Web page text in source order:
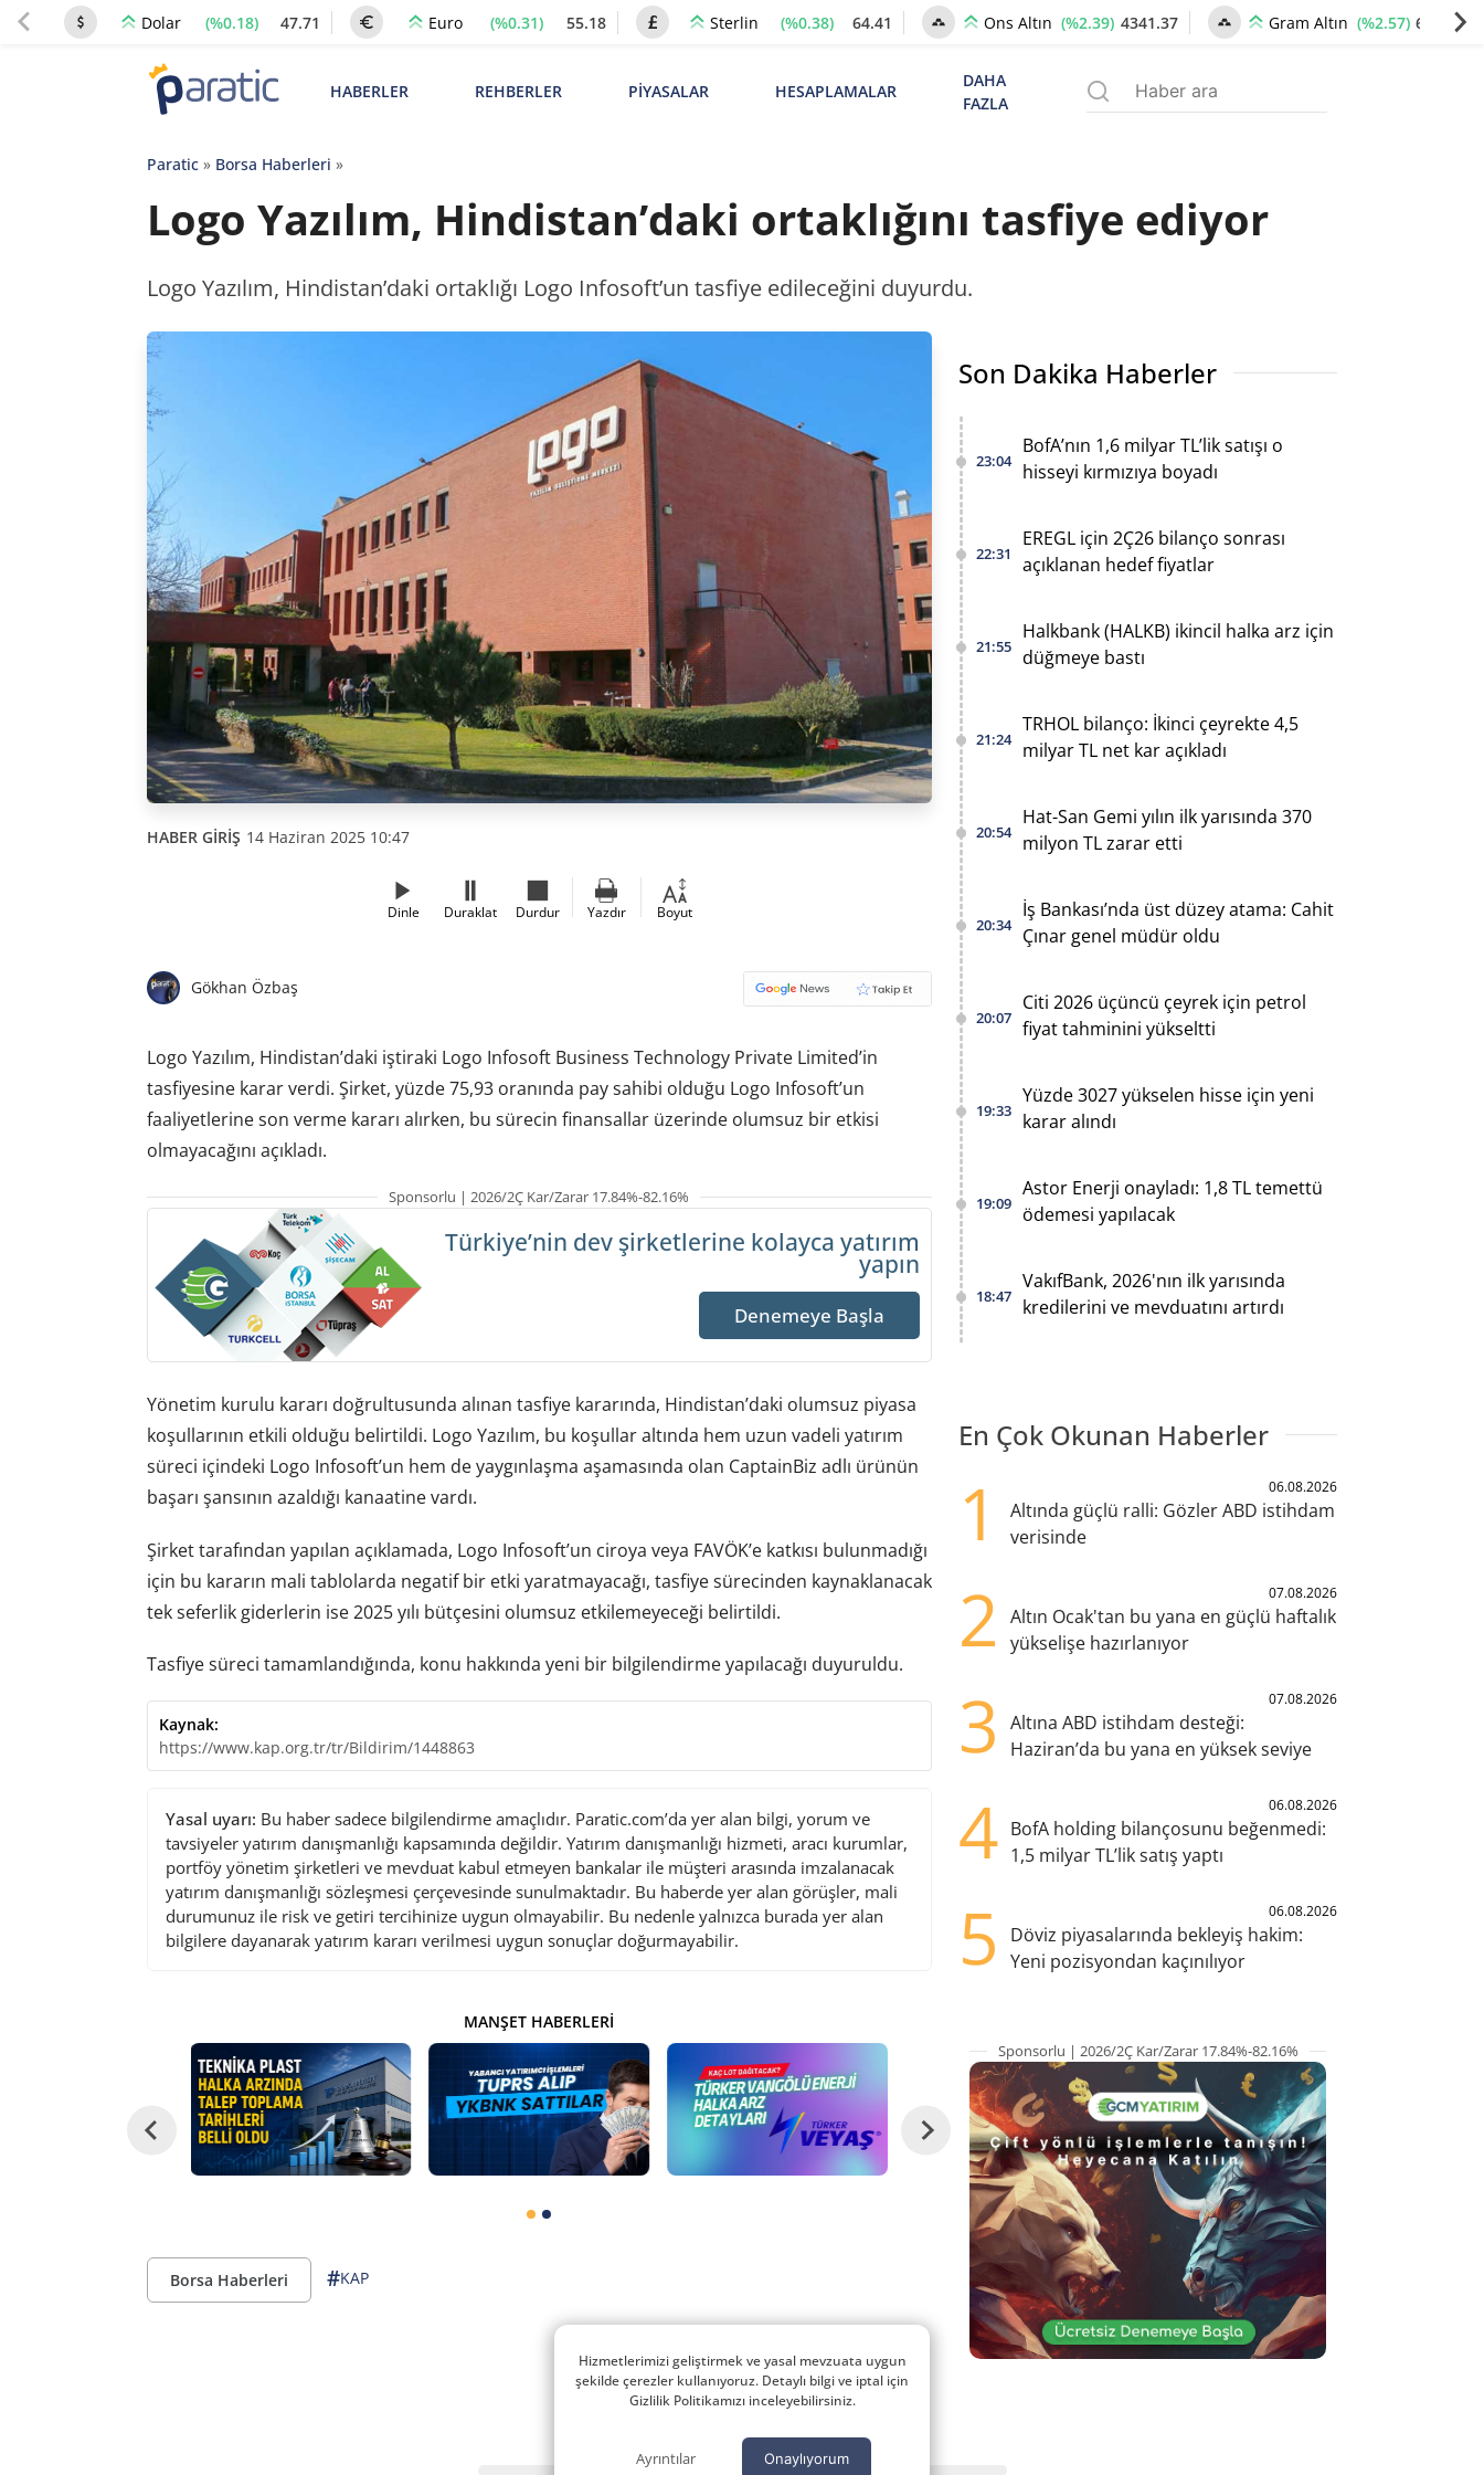
Dolar (%0.18) 47.71 Euro (%0.31) 55.18 Sterlin (%0.38) 64.41 Ons Altın (%2.39) 4341.37 Gram Altın (%2.57) 6659.77
HABERLER REHBERLER PİYASALAR HESAPLAMALAR
DAHA
FAZLA
Paratic» Borsa Haberleri »
Logo Yazılım, Hindistan’daki ortaklığını tasfiye ediyor
Logo Yazılım, Hindistan’daki ortaklığı Logo Infosoft’un tasfiye edileceğini duyurdu.
HABER GİRİŞ 14 Haziran 2025 10:47
Dinle Duraklat Durdur Yazdır Boyut
Gökhan Özbaş
Logo Yazılım, Hindistan’daki iştiraki Logo Infosoft Business Technology Private Limited’in
tasfiyesine karar verdi. Şirket, yüzde 75,93 oranında pay sahibi olduğu Logo Infosoft’un
faaliyetlerine son verme kararı alırken, bu sürecin finansallar üzerinde olumsuz bir etkisi
olmayacağını açıkladı.
Sponsorlu | 2026/2Ç Kar/Zarar 17.84%-82.16%
Türkiye’nin dev şirketlerine kolayca yatırım
yapın
Denemeye Başla
Yönetim kurulu kararı doğrultusunda alınan tasfiye kararında, Hindistan’daki olumsuz piyasa
koşullarının etkili olduğu belirtildi. Logo Yazılım, bu koşullar altında hem uzun vadeli yatırım
süreci içindeki Logo Infosoft’un hem de yaygınlaşma aşamasında olan CaptainBiz adlı ürünün
başarı şansının azaldığı kanaatine vardı.
Şirket tarafından yapılan açıklamada, Logo Infosoft’un ciroya veya FAVÖK’e katkısı bulunmadığı
için bu kararın mali tablolarda negatif bir etki yaratmayacağı, tasfiye sürecinden kaynaklanacak
tek seferlik giderlerin ise 2025 yılı bütçesini olumsuz etkilemeyeceği belirtildi.
Tasfiye süreci tamamlandığında, konu hakkında yeni bir bilgilendirme yapılacağı duyuruldu.
Kaynak:
https://www.kap.org.tr/tr/Bildirim/1448863
Yasal uyarı: Bu haber sadece bilgilendirme amaçlıdır. Paratic.com’da yer alan bilgi, yorum ve
tavsiyeler yatırım danışmanlığı kapsamında değildir. Yatırım danışmanlığı hizmeti, aracı kurumlar,
portföy yönetim şirketleri ve mevduat kabul etmeyen bankalar ile müşteri arasında imzalanacak
yatırım danışmanlığı sözleşmesi çerçevesinde sunulmaktadır. Bu haberde yer alan görüşler, mali
durumunuz ile risk ve getiri tercihinize uygun olmayabilir. Bu nedenle yalnızca burada yer alan
bilgilere dayanarak yatırım kararı verilmesi uygun sonuçlar doğurmayabilir.
MANŞET HABERLERI
Borsa Haberleri #KAP
Son Dakika Haberler
23:04
BofA’nın 1,6 milyar TL’lik satışı o
hisseyi kırmızıya boyadı
22:31
EREGL için 2Ç26 bilanço sonrası
açıklanan hedef fiyatlar
21:55
Halkbank (HALKB) ikincil halka arz için
düğmeye bastı
21:24
TRHOL bilanço: İkinci çeyrekte 4,5
milyar TL net kar açıkladı
20:54
Hat-San Gemi yılın ilk yarısında 370
milyon TL zarar etti
20:34
İş Bankası’nda üst düzey atama: Cahit
Çınar genel müdür oldu
20:07
Citi 2026 üçüncü çeyrek için petrol
fiyat tahminini yükseltti
19:33
Yüzde 3027 yükselen hisse için yeni
karar alındı
19:09
Astor Enerji onayladı: 1,8 TL temettü
ödemesi yapılacak
18:47
VakıfBank, 2026'nın ilk yarısında
kredilerini ve mevduatını artırdı
En Çok Okunan Haberler
1 06.08.2026
Altında güçlü ralli: Gözler ABD istihdam
verisinde
2 07.08.2026
Altın Ocak'tan bu yana en güçlü haftalık
yükselişe hazırlanıyor
3 07.08.2026
Altına ABD istihdam desteği:
Haziran’da bu yana en yüksek seviye
4 06.08.2026
BofA holding bilançosunu beğenmedi:
1,5 milyar TL’lik satış yaptı
5 06.08.2026
Döviz piyasalarında bekleyiş hakim:
Yeni pozisyondan kaçınılıyor
Sponsorlu | 2026/2Ç Kar/Zarar 17.84%-82.16%
Hizmetlerimizi geliştirmek ve yasal mevzuata uygun
şekilde çerezler kullanıyoruz. Detaylı bilgi ve iptal için
Gizlilik Politikamızı inceleyebilirsiniz.
Ayrıntılar Onaylıyorum